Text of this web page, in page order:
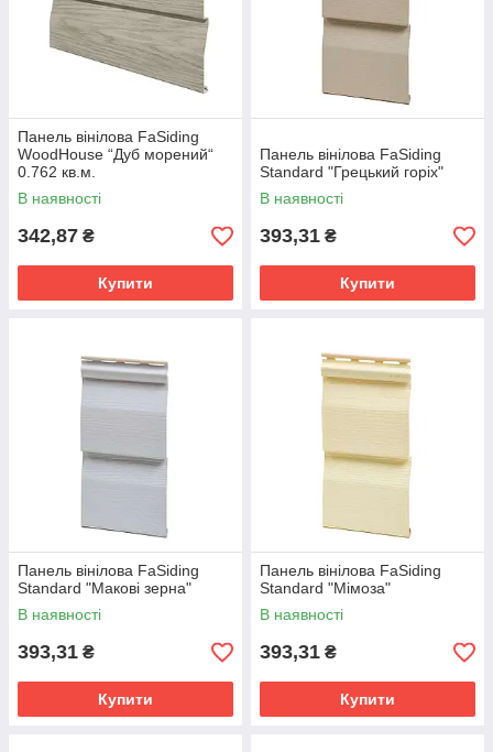
Панель вінілова FaSiding
WoodHouse “Дуб морений“
0.762 кв.м.
В наявності
342,87 ₴
Купити
Панель вінілова FaSiding
Standard "Грецький горіх"
В наявності
393,31 ₴
Купити
Панель вінілова FaSiding
Standard "Макові зерна"
В наявності
393,31 ₴
Купити
Панель вінілова FaSiding
Standard "Мімоза"
В наявності
393,31 ₴
Купити